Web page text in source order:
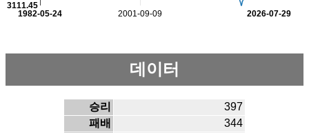
2001-09-09
1982-05-24 2026-07-29
3111.45
데이터
승리
397
패배
344